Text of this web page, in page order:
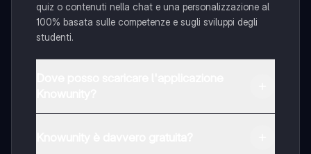
quiz o contenuti nella chat e una personalizzazione al
100% basata sulle competenze e sugli sviluppi degli
studenti.